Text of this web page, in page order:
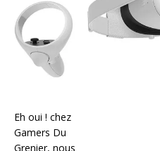
Eh oui ! chez
Gamers Du
Grenier, nous